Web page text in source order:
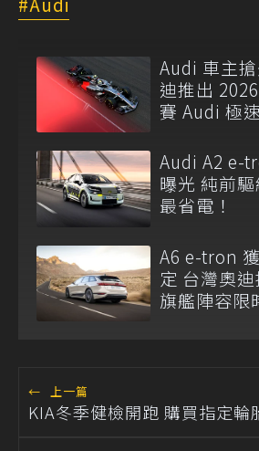
Audi 車主
迪推出
賽 Audi 極
Audi A2 e-
曝光 純前
最省電！
A6 e-tron
定 台灣奧
旗艦陣容限
← 上一篇
KIA冬季健檢開跑 購買指定輪